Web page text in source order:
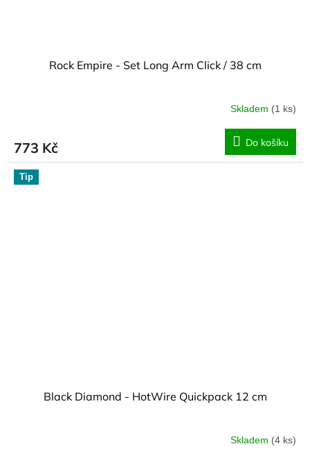
Rock Empire - Set Long Arm Click / 38 cm
Skladem (1 ks)
773 Kč Do košíku
Tip
Black Diamond - HotWire Quickpack 12 cm
Skladem (4 ks)